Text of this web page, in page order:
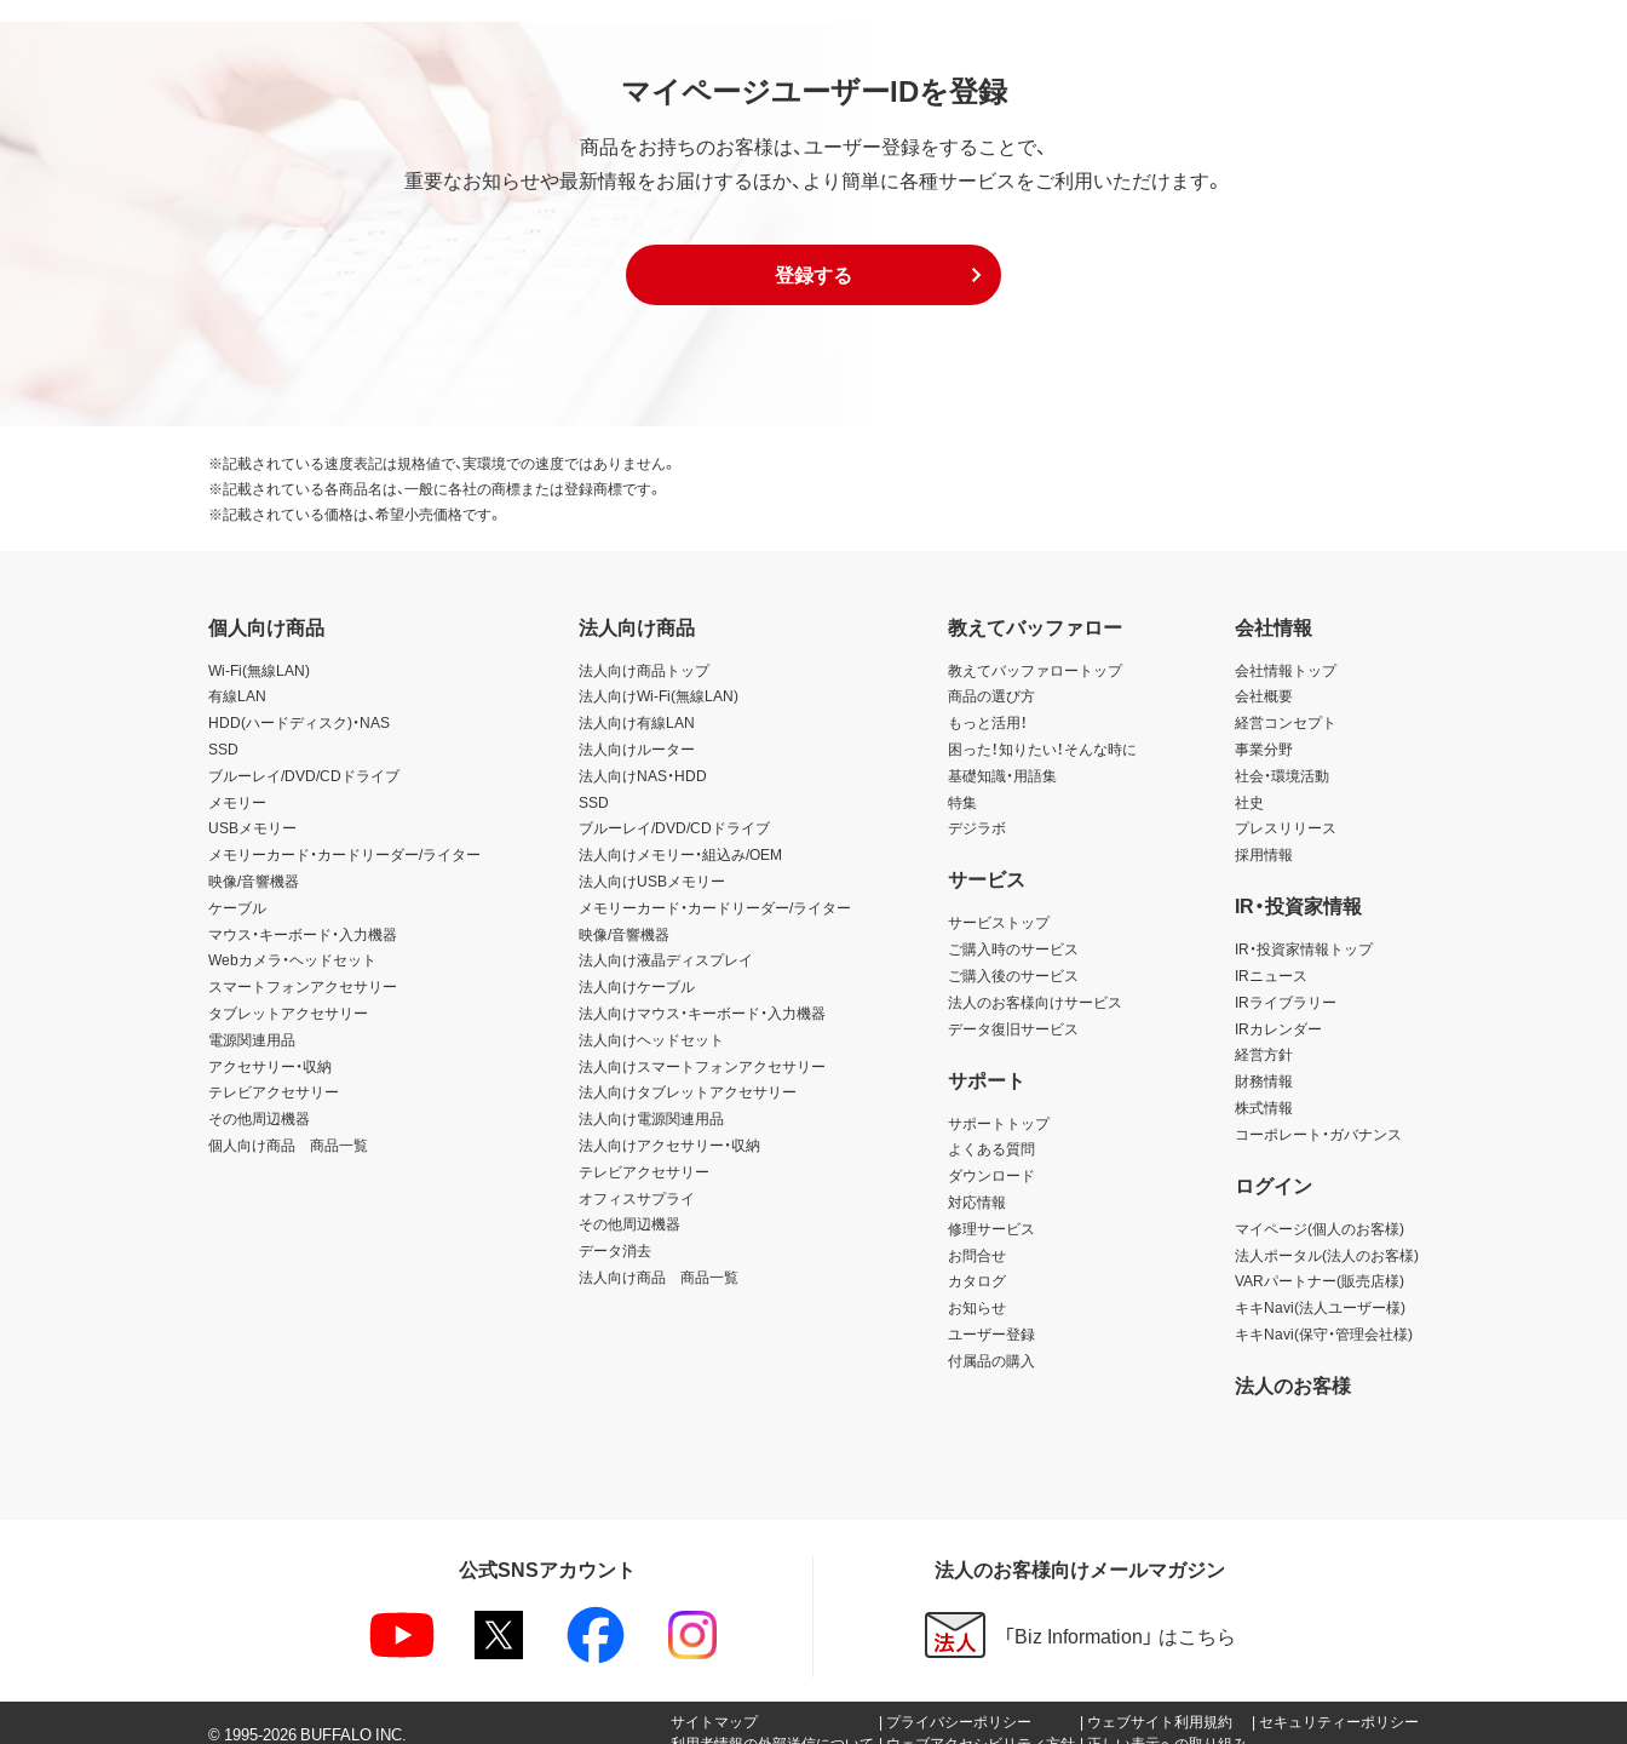
第5条 損害賠償
弊社は、データの消失、業務の中断、逸失利益、精神的損害等を含め、本ソフトウェアの使用または使用不能に起因する直接的、間接
的、特別、偶発的、結果的、その他いかなる損害にも、一切の責任を負いません。
いかなる場合においても、弊社の責任の上限は、お客様が購入商品の対価として支払った金額とします。
本契約の締結により、お客様は下記事項に同意するものとします。
本ソフトウェアが外国為替及び外国貿易法および米国輸出管理関連法規等に基づく輸出規制の対象となる可能性があることを認
識の上、本ソフトウェアを輸出または再輸出する場合は、上記の輸出管理関連法規を遵守し、かかる法規の定めるところにより必
第7条 その他
せん。
本ソフトウェアに表示されている著作権者も本契約について弊社と同じ権利を有するものとします。
本契約に関わる紛争が発生した場合は、弊社の本店所在地を管轄する裁判所を専属的裁判所とします。
マイページユーザーIDを登録
商品をお持ちのお客様は、ユーザー登録をすることで、
重要なお知らせや最新情報をお届けするほか、より簡単に各種サービスをご利用いただけます。
登録する
※記載されている速度表記は規格値で、実環境での速度ではありません。
※記載されている各商品名は、一般に各社の商標または登録商標です。
※記載されている価格は、希望小売価格です。
個人向け商品
Wi-Fi(無線LAN)
有線LAN
HDD(ハードディスク)・NAS
SSD
ブルーレイ/DVD/CDドライブ
メモリー
USBメモリー
メモリーカード・カードリーダー/ライター
映像/音響機器
ケーブル
マウス・キーボード・入力機器
Webカメラ・ヘッドセット
スマートフォンアクセサリー
タブレットアクセサリー
電源関連用品
アクセサリー・収納
テレビアクセサリー
その他周辺機器
個人向け商品 商品一覧
法人向け商品
法人向け商品トップ
法人向けWi-Fi(無線LAN)
法人向け有線LAN
法人向けルーター
法人向けNAS・HDD
SSD
ブルーレイ/DVD/CDドライブ
法人向けメモリー・組込み/OEM
法人向けUSBメモリー
メモリーカード・カードリーダー/ライター
映像/音響機器
法人向け液晶ディスプレイ
法人向けケーブル
法人向けマウス・キーボード・入力機器
法人向けヘッドセット
法人向けスマートフォンアクセサリー
法人向けタブレットアクセサリー
法人向け電源関連用品
法人向けアクセサリー・収納
テレビアクセサリー
オフィスサプライ
その他周辺機器
データ消去
法人向け商品 商品一覧
教えてバッファロー
教えてバッファロートップ
商品の選び方
もっと活用！
困った！知りたい！そんな時に
基礎知識・用語集
特集
デジラボ
サービス
サービストップ
ご購入時のサービス
ご購入後のサービス
法人のお客様向けサービス
データ復旧サービス
サポート
サポートトップ
よくある質問
ダウンロード
対応情報
修理サービス
お問合せ
カタログ
お知らせ
ユーザー登録
付属品の購入
会社情報
会社情報トップ
会社概要
経営コンセプト
事業分野
社会・環境活動
社史
プレスリリース
採用情報
IR・投資家情報
IR・投資家情報トップ
IRニュース
IRライブラリー
IRカレンダー
経営方針
財務情報
株式情報
コーポレート・ガバナンス
ログイン
マイページ(個人のお客様)
法人ポータル(法人のお客様)
VARパートナー(販売店様)
キキNavi(法人ユーザー様)
キキNavi(保守・管理会社様)
法人のお客様
公式SNSアカウント 法人のお客様向けメールマガジン
「Biz Information」 はこちら
サイトマップ プライバシーポリシー ウェブサイト利用規約
セキュリティーポリシー
© 1995-2026 BUFFALO INC.